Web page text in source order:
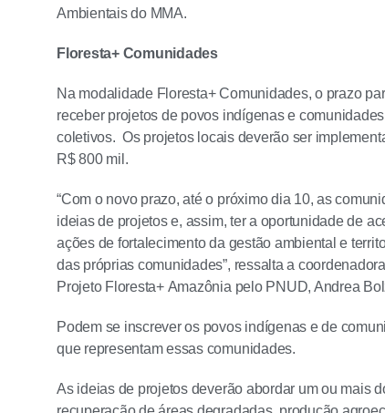
Ambientais do MMA.
Floresta+ Comunidades
Na modalidade Floresta+ Comunidades, o prazo
receber projetos de povos indígenas e
coletivos. Os projetos locais deverão ser
R$ 800 mil.
“Com o novo prazo, até o próximo dia 10, as
ideias de projetos e, assim, ter a oportunidade de
ações de fortalecimento da gestão ambiental e
das próprias comunidades”, ressalta a
Projeto Floresta+ Amazônia pelo PNUD, Andrea
Podem se inscrever os povos indígenas e de
que representam essas comunidades.
As ideias de projetos deverão abordar um ou mais